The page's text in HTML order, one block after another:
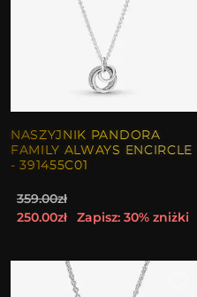
NASZYJNIK PANDORA
FAMILY ALWAYS ENCIRCLE
- 391455C01
359.00zł
250.00zł
Zapisz: 30% zniżki